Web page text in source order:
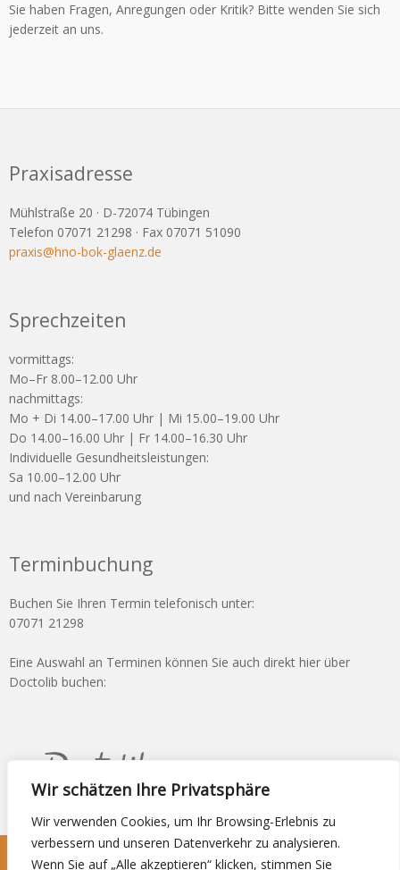
Wir schätzen Ihre Privatsphäre
Wir verwenden Cookies, um Ihr Browsing-Erlebnis zu
verbessern und unseren Datenverkehr zu analysieren.
Wenn Sie auf „Alle akzeptieren“ klicken, stimmen Sie
Sie haben Fragen, Anregungen oder Kritik? Bitte wenden Sie sich
jederzeit an uns.
Praxisadresse
Mühlstraße 20 · D-72074 Tübingen
Telefon 07071 21298 · Fax 07071 51090
praxis@hno-bok-glaenz.de
Sprechzeiten
vormittags:
Mo–Fr 8.00–12.00 Uhr
nachmittags:
Mo + Di 14.00–17.00 Uhr | Mi 15.00–19.00 Uhr
Do 14.00–16.00 Uhr | Fr 14.00–16.30 Uhr
Individuelle Gesundheitsleistungen:
Sa 10.00–12.00 Uhr
und nach Vereinbarung
Terminbuchung
Buchen Sie Ihren Termin telefonisch unter:
07071 21298
Eine Auswahl an Terminen können Sie auch direkt hier über
Doctolib buchen: